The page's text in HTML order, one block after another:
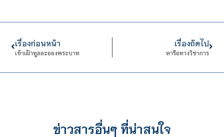
เรื่องก่อนหน้า
​​​​​​​เข้าเฝ้าทูลละอองพระบาท
เรื่องถัดไป
หารือทางวิชาการ
ข่าวสารอื่นๆ ที่น่าสนใจ